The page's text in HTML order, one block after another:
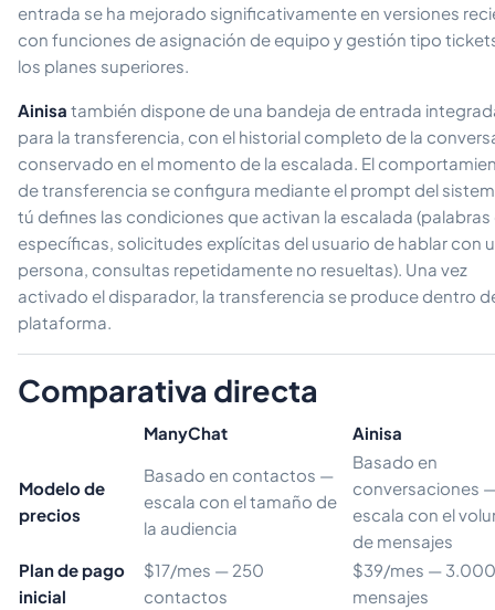
entrada se ha mejorado significativamente en versiones
con funciones de asignación de equipo y gestión tipo
los planes superiores.
Ainisa también dispone de una bandeja de entrada
para la transferencia, con el historial completo de la
conservado en el momento de la escalada. El
de transferencia se configura mediante el prompt del
tú defines las condiciones que activan la escalada (palabras
específicas, solicitudes explícitas del usuario de hablar con
persona, consultas repetidamente no resueltas). Una vez
activado el disparador, la transferencia se produce dentro
plataforma.
Comparativa directa
ManyChat Ainisa
Modelo de
precios
Basado en contactos —
escala con el tamaño de
la audiencia
Basado en
conversaciones
escala con el
de mensajes
Plan de pago
inicial
$17/mes — 250
contactos
$39/mes — 3.000
mensajes